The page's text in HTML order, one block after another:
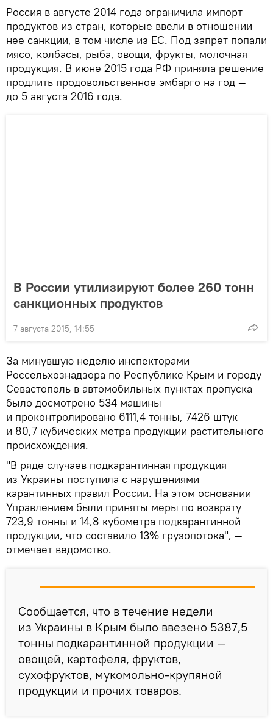
Россия в августе 2014 года ограничила импорт
продуктов из стран, которые ввели в отношении
нее санкции, в том числе из ЕС. Под запрет попали
мясо, колбасы, рыба, овощи, фрукты, молочная
продукция. В июне 2015 года РФ приняла решение
продлить продовольственное эмбарго на год —
до 5 августа 2016 года.
В России утилизируют более 260 тонн
санкционных продуктов
7 августа 2015, 14:55
За минувшую неделю инспекторами
Россельхознадзора по Республике Крым и городу
Севастополь в автомобильных пунктах пропуска
было досмотрено 534 машины
и проконтролировано 6111,4 тонны, 7426 штук
и 80,7 кубических метра продукции растительного
происхождения.
"В ряде случаев подкарантинная продукция
из Украины поступила с нарушениями
карантинных правил России. На этом основании
Управлением были приняты меры по возврату
723,9 тонны и 14,8 кубометра подкарантинной
продукции, что составило 13% грузопотока", —
отмечает ведомство.
Сообщается, что в течение недели
из Украины в Крым было ввезено 5387,5
тонны подкарантинной продукции —
овощей, картофеля, фруктов,
сухофруктов, мукомольно-крупяной
продукции и прочих товаров.